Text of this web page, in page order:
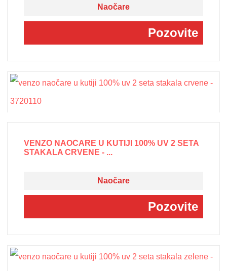
Naočare
Pozovite
VENZO NAOČARE U KUTIJI 100% UV 2 SETA
STAKALA CRVENE - ...
Naočare
Pozovite